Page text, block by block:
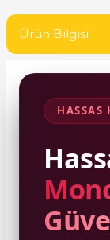
Kesiciler
Ürün Bilgisi
HASSAS